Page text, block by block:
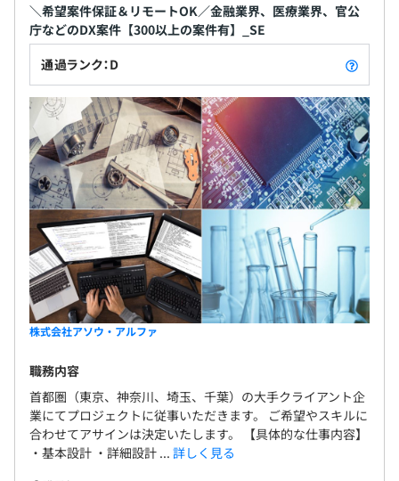
■半期ごとの目標設定・振り返りによる評価を実施
昨年人事評価制度を見直し、自身の等級や評価を把握でき
るように改良しています。
■チャレンジポスト制度
年1回（入社1年後）必ず経営陣との面談が組まれます。
自身の成長の機会を得て、会社事業の発展につなげる制度
として、自身の想いを直接経営層に伝えることができる制
度です。
希望とスキルがあれば、受託から自社開発への転向も可能
です。
※自社製品の開発は現状、熊本支社でのみ実施していま
す。
エンジニアは約995名で構成されています。
内訳：ITエンジニアは約6割になります。
＼希望案件保証＆リモートOK／金融業界、医療業界、官公
庁などのDX案件【300以上の案件有】_SE
通過ランク：D
株式会社アソウ・アルファ
職務内容
首都圏（東京、神奈川、埼玉、千葉）の大手クライアント企
業にてプロジェクトに従事いただきます。 ご希望やスキルに
合わせてアサインは決定いたします。 【具体的な仕事内容】
・基本設計 ・詳細設計 ... 詳しく見る